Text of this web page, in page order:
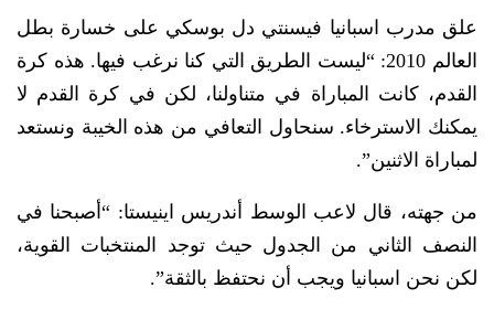
علق مدرب اسبانيا فيسنتي دل بوسكي على خسارة بطل
العالم 2010: “ليست الطريق التي كنا نرغب فيها. هذه كرة
القدم، كانت المباراة في متناولنا، لكن في كرة القدم لا
يمكنك الاسترخاء. سنحاول التعافي من هذه الخيبة ونستعد
لمباراة الاثنين”.
من جهته، قال لاعب الوسط أندريس اينيستا: “أصبحنا في
النصف الثاني من الجدول حيث توجد المنتخبات القوية،
لكن نحن اسبانيا ويجب أن نحتفظ بالثقة”.